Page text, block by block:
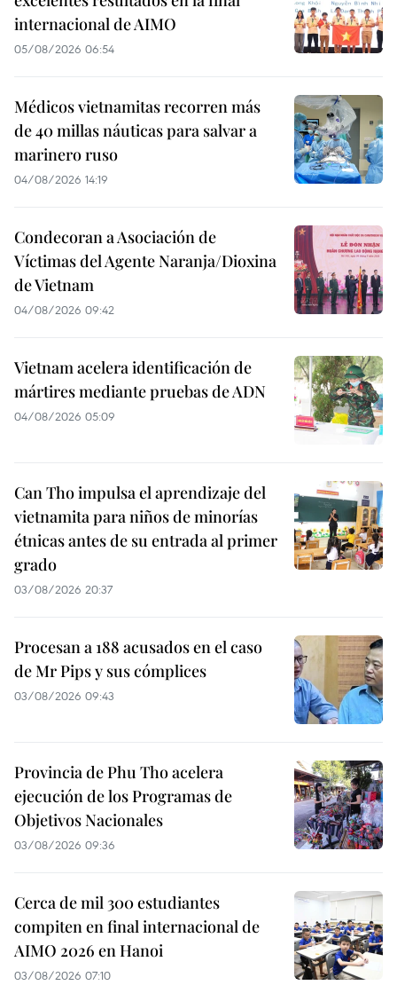
internacional de AIMO
05/08/2026 06:54
Médicos vietnamitas recorren más
de 40 millas náuticas para salvar a
marinero ruso
04/08/2026 14:19
Condecoran a Asociación de
Víctimas del Agente Naranja/Dioxina
de Vietnam
04/08/2026 09:42
Vietnam acelera identificación de
mártires mediante pruebas de ADN
04/08/2026 05:09
Can Tho impulsa el aprendizaje del
vietnamita para niños de minorías
étnicas antes de su entrada al primer
grado
03/08/2026 20:37
Procesan a 188 acusados en el caso
de Mr Pips y sus cómplices
03/08/2026 09:43
Provincia de Phu Tho acelera
ejecución de los Programas de
Objetivos Nacionales
03/08/2026 09:36
Cerca de mil 300 estudiantes
compiten en final internacional de
AIMO 2026 en Hanoi
03/08/2026 07:10